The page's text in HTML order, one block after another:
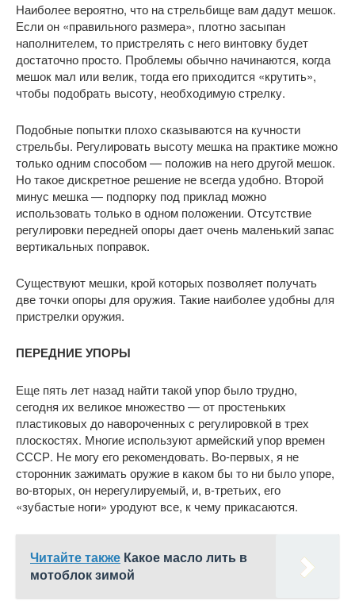
Наиболее вероятно, что на стрельбище вам дадут мешок.
Если он «правильного размера», плотно засыпан
наполнителем, то пристрелять с него винтовку будет
достаточно просто. Проблемы обычно начинаются, когда
мешок мал или велик, тогда его приходится «крутить»,
чтобы подобрать высоту, необходимую стрелку.
Подобные попытки плохо сказываются на кучности
стрельбы. Регулировать высоту мешка на практике можно
только одним способом — положив на него другой мешок.
Но такое дискретное решение не всегда удобно. Второй
минус мешка — подпорку под приклад можно
использовать только в одном положении. Отсутствие
регулировки передней опоры дает очень маленький запас
вертикальных поправок.
Существуют мешки, крой которых позволяет получать
две точки опоры для оружия. Такие наиболее удобны для
пристрелки оружия.
ПЕРЕДНИЕ УПОРЫ
Еще пять лет назад найти такой упор было трудно,
сегодня их великое множество — от простеньких
пластиковых до навороченных с регулировкой в трех
плоскостях. Многие используют армейский упор времен
СССР. Не могу его рекомендовать. Во-первых, я не
сторонник зажимать оружие в каком бы то ни было упоре,
во-вторых, он нерегулируемый, и, в-третьих, его
«зубастые ноги» уродуют все, к чему прикасаются.
Читайте также Какое масло лить в
мотоблок зимой